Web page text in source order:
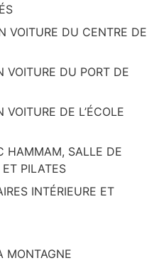
VOITURE DU CENTRE DE
VOITURE DU PORT DE
DE L’ÉCOLE
HAMMAM, SALLE DE
PILATES
INTÉRIEURE ET
MONTAGNE